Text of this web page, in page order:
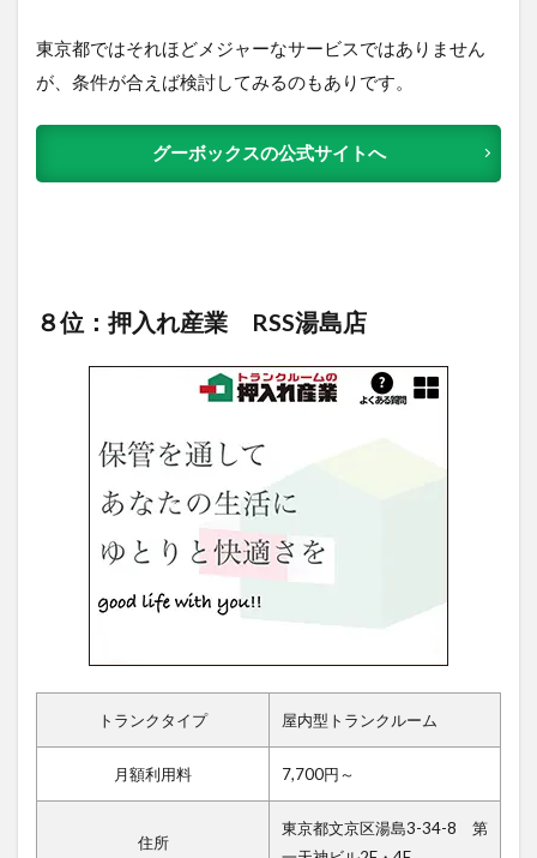
東京都ではそれほどメジャーなサービスではありません
が、条件が合えば検討してみるのもありです。
グーボックスの公式サイトへ
８位：押入れ産業 RSS湯島店
トランクタイプ 屋内型トランクルーム
月額利用料 7,700円～
住所
東京都文京区湯島3-34-8 第